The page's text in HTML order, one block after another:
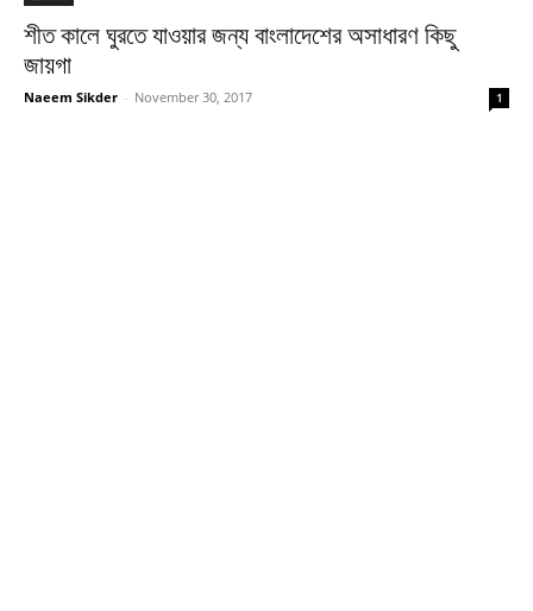
শীত কালে ঘুরতে যাওয়ার জন্য বাংলাদেশের অসাধারণ কিছু
জায়গা
Naeem Sikder - November 30, 2017 1